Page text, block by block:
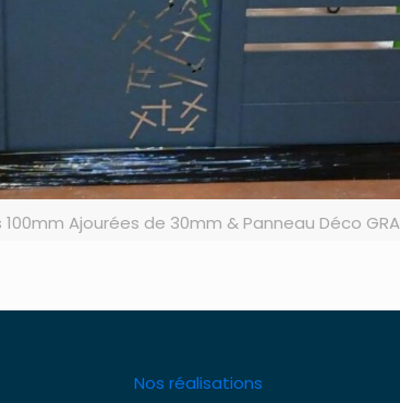
Ajourées de 30mm & Panneau Déco
Nos réalisations